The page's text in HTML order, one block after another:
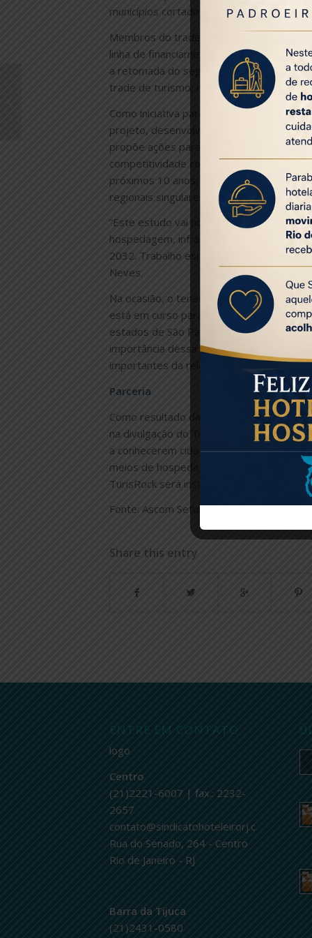
municípios cortados por vias férreas
Membros do trade fizeram
linha de financiamento para o setor e
a retomada do segmento, pesquisa
trade de turismo, mostra mais
Como iniciativa para o segmento como
projeto, desenvolvido pela Setur-RJ em
propõe ações para colocar o Rio de
competitividade com outros destinos no
próximos 10 anos, considerando
regionais singulares.
“Este estudo vai nos nortear sobre o
hospedagem, infraestrutura rodoviária,
2032. Trabalho espetacular, vai ser a
Neves.
Na ocasião, o tenente-coronel Robson
está em curso para 20 policiais do
estados de São Paulo, Minas Gerais,
importância dessa integração para
importantes da relação com o turista. O
Parceria
Como resultado da apresentação dos
na divulgação do TurisRock. O projeto
a conhecerem cidades de outras
meios de hospedagem e produtos
TurisRock será instalado nas
Fonte: Ascom Setur/TurisRio
Share this entry
ENTRE EM CONTATO
logo
Centro
(21)2221-6007 | fax.: 2232-
2657
contato@sindicatohoteleirorj.com.br
Rua do Senado, 264 - Centro
Rio de Janeiro - RJ
Barra da Tijuca
(21)2431-0580
índice pré-pandemia